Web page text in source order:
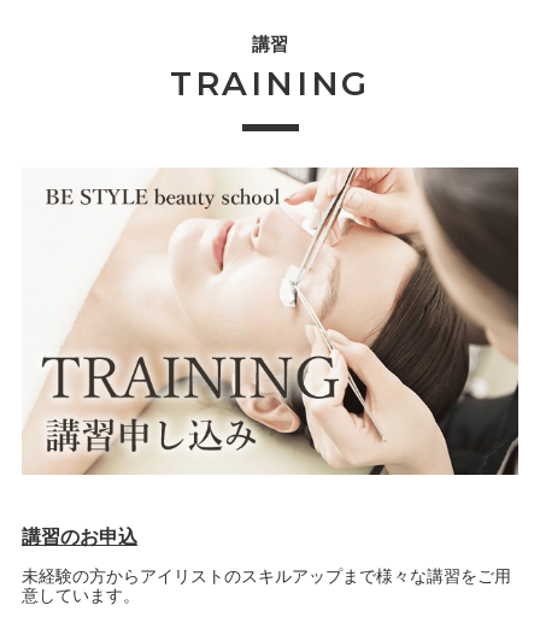
講習
TRAINING
講習のお申込
未経験の方からアイリストのスキルアップまで様々な講習をご用
意しています。